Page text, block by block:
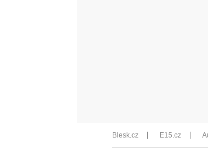
Blesk.cz E15.cz